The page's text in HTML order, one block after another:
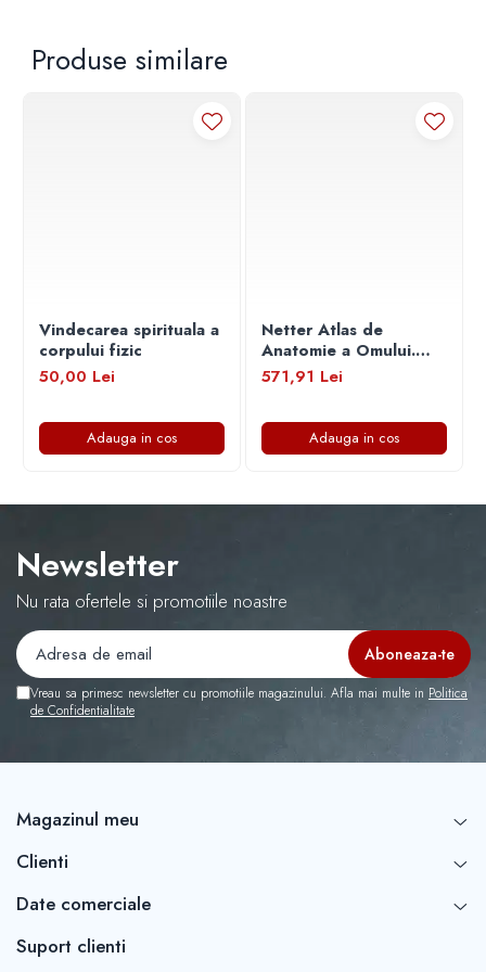
Produse similare
Vindecarea spirituala a
corpului fizic
50,00 Lei
Adauga in cos
Netter Atlas de
Anatomie a Omului.
Editia 8
571,91 Lei
Adauga in cos
Newsletter
Nu rata ofertele si promotiile noastre
Vreau sa primesc newsletter cu promotiile magazinului. Afla mai multe in Politica
de Confidentialitate
Magazinul meu
Clienti
Date comerciale
Suport clienti